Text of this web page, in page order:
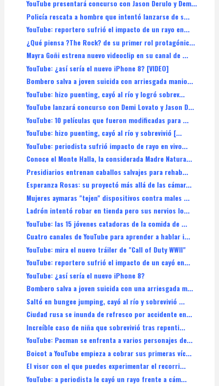
YouTube presentará concurso con Jason Derulo y Dem...
Policía rescata a hombre que intentó lanzarse de s...
YouTube: reportero sufrió el impacto de un rayo en...
¿Qué piensa ?The Rock? de su primer rol protagónic...
Mayra Goñi estrena nuevo videoclip en su canal de ...
YouTube: ¿así sería el nuevo iPhone 8? [VIDEO]
Bombero salva a joven suicida con arriesgada manio...
YouTube: hizo puenting, cayó al río y logró sobrev...
YouTube lanzará concurso con Demi Lovato y Jason D...
YouTube: 10 películas que fueron modificadas para ...
YouTube: hizo puenting, cayó al río y sobrevivió [...
YouTube: periodista sufrió impacto de rayo en vivo...
Conoce el Monte Halla, la considerada Madre Natura...
Presidiarios entrenan caballos salvajes para rehab...
Esperanza Rosas: su proyectó más allá de las cámar...
Mujeres aymaras "tejen" dispositivos contra males ...
Ladrón intentó robar en tienda pero sus nervios lo...
YouTube: las 15 jóvenes catadoras de la comida de ...
Cuatro canales de YouTube para aprender a hablar i...
YouTube: mira el nuevo tráiler de "Call of Duty WWII"
YouTube: reportero sufrió el impacto de un cayó en...
YouTube: ¿así sería el nuevo iPhone 8?
Bombero salva a joven suicida con una arriesgada m...
Saltó en bungee jumping, cayó al río y sobrevivió ...
Ciudad rusa se inunda de refresco por accidente en...
Increíble caso de niña que sobrevivió tras repenti...
YouTube: Pacman se enfrenta a varios personajes de...
Boicot a YouTube empieza a cobrar sus primeras víc...
El visor con el que puedes experimentar el recorri...
YouTube: a periodista le cayó un rayo frente a cám...